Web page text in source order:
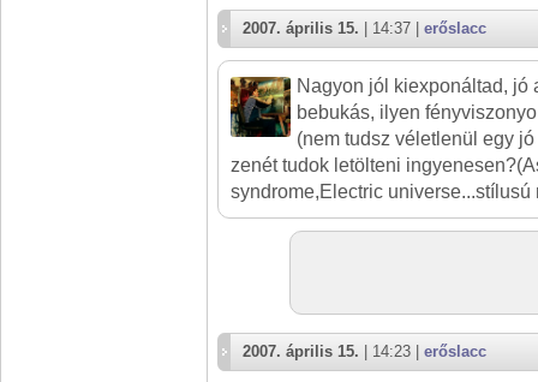
2007. április 15. | 14:37 | erőslacc
Nagyon jól kiexponáltad, jó
bebukás, ilyen
(nem tudsz véletlenül egy
zenét tudok letölteni
syndrome,Electric universe...stílusú
2007. április 15. | 14:23 | erőslacc